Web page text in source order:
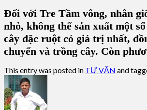
Đối với Tre Tầm vông, nhân
nhỏ, không thể sản xuất một
cây đặc ruột có giá trị nhất,
chuyển và trồng cây. Còn
This entry was posted in TƯ VẤN and